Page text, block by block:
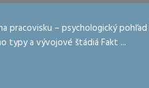
pracovisku – psychologický
typy a vývojové štádiá Fakt ...